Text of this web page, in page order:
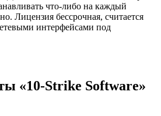
что-либо на каждый
Лицензия бессрочная, считается
интерфейсами под
«10-Strike Software»